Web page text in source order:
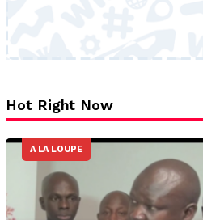
Hot Right Now
A LA LOUPE